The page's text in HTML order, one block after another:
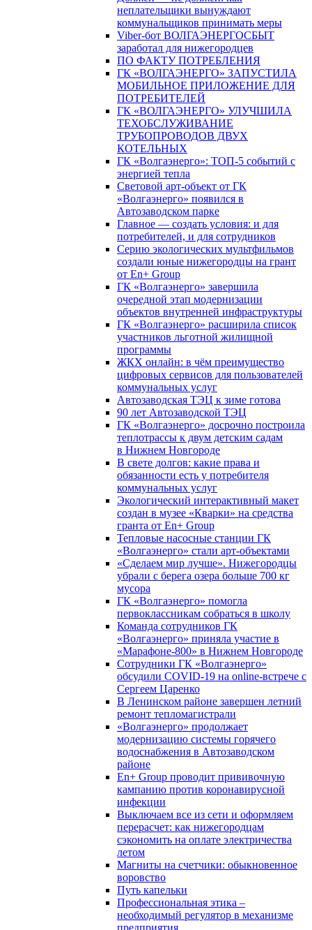
неплательщики вынуждают
коммунальщиков принимать меры
Viber-бот ВОЛГАЭНЕРГОСБЫТ
заработал для нижегородцев
ПО ФАКТУ ПОТРЕБЛЕНИЯ
ГК «ВОЛГАЭНЕРГО» ЗАПУСТИЛА
МОБИЛЬНОЕ ПРИЛОЖЕНИЕ ДЛЯ
ПОТРЕБИТЕЛЕЙ
ГК «ВОЛГАЭНЕРГО» УЛУЧШИЛА
ТЕХОБСЛУЖИВАНИЕ
ТРУБОПРОВОДОВ ДВУХ
КОТЕЛЬНЫХ
ГК «Волгаэнерго»: ТОП-5 событий с
энергией тепла
Световой арт-объект от ГК
«Волгаэнерго» появился в
Автозаводском парке
Главное — создать условия: и для
потребителей, и для сотрудников
Серию экологических мультфильмов
создали юные нижегородцы на грант
от En+ Group
ГК «Волгаэнерго» завершила
очередной этап модернизации
объектов внутренней инфраструктуры
ГК «Волгаэнерго» расширила список
участников льготной жилищной
программы
ЖКХ онлайн: в чём преимущество
цифровых сервисов для пользователей
коммунальных услуг
Автозаводская ТЭЦ к зиме готова
90 лет Автозаводской ТЭЦ
ГК «Волгаэнерго» досрочно построила
теплотрассы к двум детским садам
в Нижнем Новгороде
В свете долгов: какие права и
обязанности есть у потребителя
коммунальных услуг
Экологический интерактивный макет
создан в музее «Кварки» на средства
гранта от En+ Group
Тепловые насосные станции ГК
«Волгаэнерго» стали арт-объектами
«Сделаем мир лучше». Нижегородцы
убрали с берега озера больше 700 кг
мусора
ГК «Волгаэнерго» помогла
первоклассникам собраться в школу
Команда сотрудников ГК
«Волгаэнерго» приняла участие в
«Марафоне-800» в Нижнем Новгороде
Сотрудники ГК «Волгаэнерго»
обсудили COVID-19 на online-встрече с
Сергеем Царенко
В Ленинском районе завершен летний
ремонт тепломагистрали
«Волгаэнерго» продолжает
модернизацию системы горячего
водоснабжения в Автозаводском
районе
En+ Group проводит прививочную
кампанию против коронавирусной
инфекции
Выключаем все из сети и оформляем
перерасчет: как нижегородцам
сэкономить на оплате электричества
летом
Магниты на счетчики: обыкновенное
воровство
Путь капельки
Профессиональная этика –
необходимый регулятор в механизме